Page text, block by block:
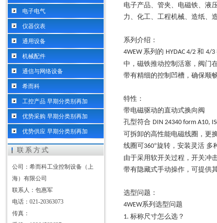
电子电气
仪器仪表
通用设备
机械配件
通信与网络设备
希而科
工控产品 早期分类别再加
优势采购 早期分类别再加
优势供应 早期分类别再加
联系方式
公司：希而科工业控制设备（上
海）有限公司
联系人：包惠军
电话：021-20363073
传真：
电子产品、管夹、电磁铁、液
力、化工、工程机械、造纸、
系列介绍：
4WEW 系列的 HYDAC 4/2 和 4/3
中，磁铁推动控制活塞，阀门
带有精细的控制凹槽，确保顺
特性：
带电磁驱动的直动式换向阀
孔型符合 DIN 24340 form A10,
可拆卸的高性能电磁线圈，更
线圈可360°旋转，安装灵活 多
由于采用软开关过程，开关冲
带有隐藏式手动操作，可提供
选型问题：
4WEW系列选型问题
1. 标称尺寸怎么选？